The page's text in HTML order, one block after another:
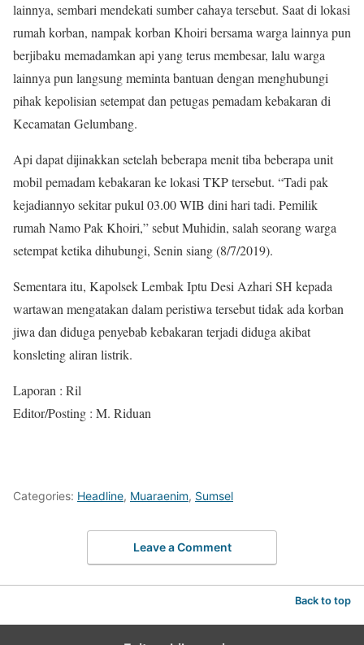
lainnya, sembari mendekati sumber cahaya tersebut. Saat di lokasi
rumah korban, nampak korban Khoiri bersama warga lainnya pun
berjibaku memadamkan api yang terus membesar, lalu warga
lainnya pun langsung meminta bantuan dengan menghubungi
pihak kepolisian setempat dan petugas pemadam kebakaran di
Kecamatan Gelumbang.
Api dapat dijinakkan setelah beberapa menit tiba beberapa unit
mobil pemadam kebakaran ke lokasi TKP tersebut. “Tadi pak
kejadiannyo sekitar pukul 03.00 WIB dini hari tadi. Pemilik
rumah Namo Pak Khoiri,” sebut Muhidin, salah seorang warga
setempat ketika dihubungi, Senin siang (8/7/2019).
Sementara itu, Kapolsek Lembak Iptu Desi Azhari SH kepada
wartawan mengatakan dalam peristiwa tersebut tidak ada korban
jiwa dan diduga penyebab kebakaran terjadi diduga akibat
konsleting aliran listrik.
Laporan : Ril
Editor/Posting : M. Riduan
Categories: Headline, Muaraenim, Sumsel
Leave a Comment
Back to top